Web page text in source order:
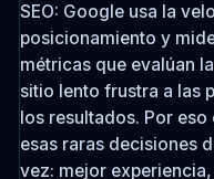
SEO: Google usa la
posicionamiento y
métricas que evalúan
sitio lento frustra a las
los resultados. Por
esas raras decisiones
vez: mejor